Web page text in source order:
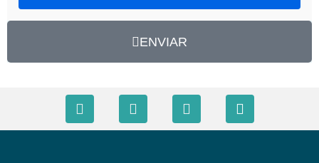
ENVIAR